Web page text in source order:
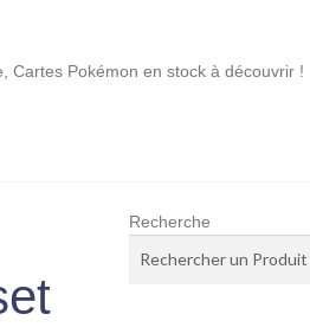
en stock à découvrir !
Recherche